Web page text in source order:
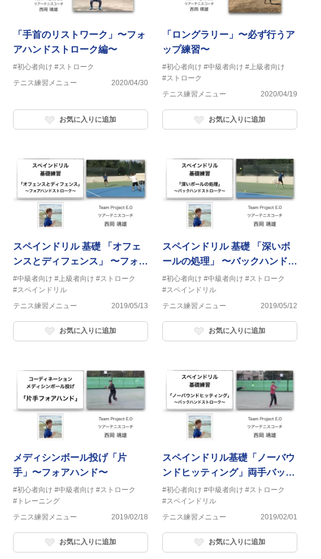
「手首のリストワーク」〜フォ
アハンドストローク編〜
#初心者向け #ストローク
テニス練習メニュー
2020/04/30
お気に入りに追加
「ロングラリー」〜必ず行うア
ップ練習〜
#初心者向け #中級者向け #上級者向け
#ストローク
テニス練習メニュー
2020/04/19
お気に入りに追加
スペインドリル 基礎 「オフェ
ンスとディフェンス」 〜フォア
ハンドストローク〜
#中級者向け #上級者向け #ストローク
#スペインドリル
テニス練習メニュー
2019/05/13
お気に入りに追加
スペインドリル 基礎 「深いボ
ールの処理」 〜バックハンドス
トローク〜
#初心者向け #中級者向け #ストローク
#スペインドリル
テニス練習メニュー
2019/05/12
お気に入りに追加
メディシンボール投げ「片
手」〜フォアハンド〜
#初心者向け #中級者向け #ストローク
#トレーニング
テニス練習メニュー
2019/02/18
お気に入りに追加
スペインドリル基礎「ノーバウ
ンドヒッティング」両手バック
ハンドストローク
#初心者向け #中級者向け #ストローク
#スペインドリル
テニス練習メニュー
2019/02/01
お気に入りに追加